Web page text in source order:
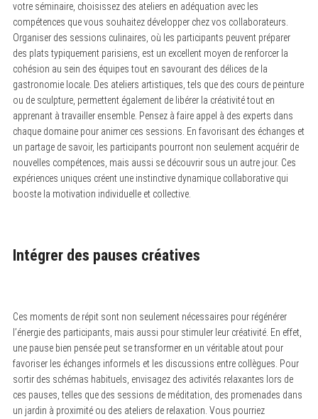
votre séminaire, choisissez des ateliers en adéquation avec les
compétences que vous souhaitez développer chez vos collaborateurs.
Organiser des sessions culinaires, où les participants peuvent préparer
des plats typiquement parisiens, est un excellent moyen de renforcer la
cohésion au sein des équipes tout en savourant des délices de la
gastronomie locale. Des ateliers artistiques, tels que des cours de peinture
ou de sculpture, permettent également de libérer la créativité tout en
apprenant à travailler ensemble. Pensez à faire appel à des experts dans
chaque domaine pour animer ces sessions. En favorisant des échanges et
un partage de savoir, les participants pourront non seulement acquérir de
nouvelles compétences, mais aussi se découvrir sous un autre jour. Ces
expériences uniques créent une instinctive dynamique collaborative qui
booste la motivation individuelle et collective.
Intégrer des pauses créatives
Ces moments de répit sont non seulement nécessaires pour régénérer
l’énergie des participants, mais aussi pour stimuler leur créativité. En effet,
une pause bien pensée peut se transformer en un véritable atout pour
favoriser les échanges informels et les discussions entre collègues. Pour
sortir des schémas habituels, envisagez des activités relaxantes lors de
ces pauses, telles que des sessions de méditation, des promenades dans
un jardin à proximité ou des ateliers de relaxation. Vous pourriez
S
h